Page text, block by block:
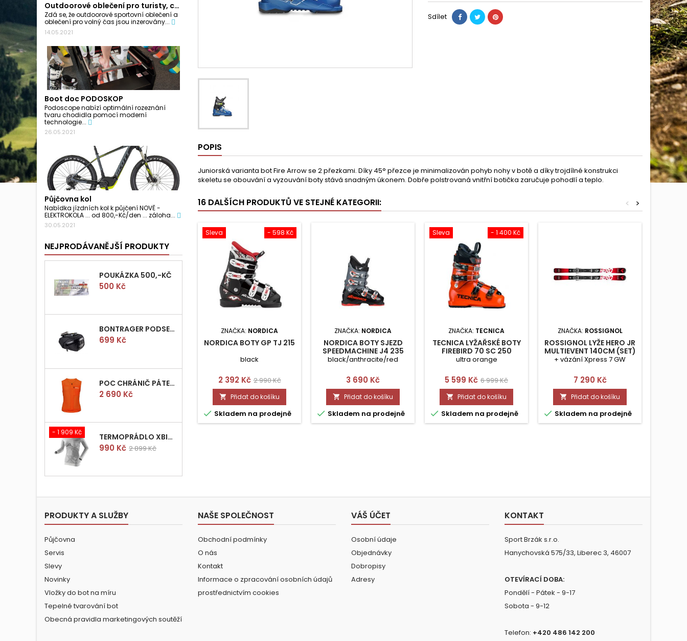
Outdoorové oblečení pro turisty, cyklisty a...
Zdá se, že outdoorové sportovní oblečení a
oblečení pro volný čas jsou inzerovány...
14.05.2021
Boot doc PODOSKOP
Podoscope nabízí optimální rozeznání
tvaru chodidla pomocí moderní
technologie...
26.05.2021
Půjčovna kol
Nabídka jízdních kol k půjčení NOVĚ -
ELEKTROKOLA ... od 800,-Kč/den ... záloha...
30.05.2021
NEJPRODÁVANĚJŠÍ PRODUKTY
POUKÁZKA 500,-KČ
Cena
500 Kč
BONTRAGER PODSEDLOVÁ BRAŠNIČKA PRO QUICK S
Cena
699 Kč
POC CHRÁNIČ PÁTEŘE POCITO VPD AIR VEST VEL.M
Cena
2 690 Kč
- 1 909 Kč TERMOPRÁDLO XBIONIC RADIACTOR WOMAN SHIRT LONGS L/XL
Cena
990 Kč Běžná
2 899 Kč
Sdílet
POPIS
Juniorská varianta bot Fire Arrow se 2 přezkami. Díky 45° přezce je minimalizován pohyb nohy v botě a díky trojdílné konstrukci
skeletu se obouvání a vyzouvání boty stává snadným úkonem. Dobře polstrovaná vnitřní botička zaručuje pohodlí a teplo.
16 DALŠÍCH PRODUKTŮ VE STEJNÉ KATEGORII: >
<
- 598 Kč
Sleva
ZNAČKA: NORDICA
NORDICA BOTY GP TJ 215
black
Cena
2 392 Kč Běžná
cena
2 990 Kč
 Přidat do košíku
 Skladem na prodejně
ZNAČKA: NORDICA
NORDICA BOTY SJEZD
SPEEDMACHINE J4 235
black/anthracite/red
Cena
3 690 Kč
 Přidat do košíku
 Skladem na prodejně
- 1 400 Kč
Sleva
ZNAČKA: TECNICA
TECNICA LYŽAŘSKÉ BOTY
FIREBIRD 70 SC 250
ultra orange
Cena
5 599 Kč Běžná
cena
6 999 Kč
 Přidat do košíku
 Skladem na prodejně
ZNAČKA: ROSSIGNOL
ROSSIGNOL LYŽE HERO JR
MULTIEVENT 140CM (SET)
+ vázání Xpress 7 GW
Cena
7 290 Kč
 Přidat do košíku
 Skladem na prodejně
PRODUKTY A SLUŽBY
Půjčovna
Servis
Slevy
Novinky
Vložky do bot na míru
Tepelné tvarování bot
Obecná pravidla marketingových soutěží
NAŠE SPOLEČNOST
Obchodní podmínky
O nás
Kontakt
Informace o zpracování osobních údajů
prostřednictvím cookies
VÁŠ ÚČET
Osobní údaje
Objednávky
Dobropisy
Adresy
KONTAKT
Sport Brzák s.r.o.
Hanychovská 575/33, Liberec 3, 46007
OTEVÍRACÍ DOBA:
Pondělí - Pátek - 9-17
Sobota - 9-12
Telefon: +420 486 142 200